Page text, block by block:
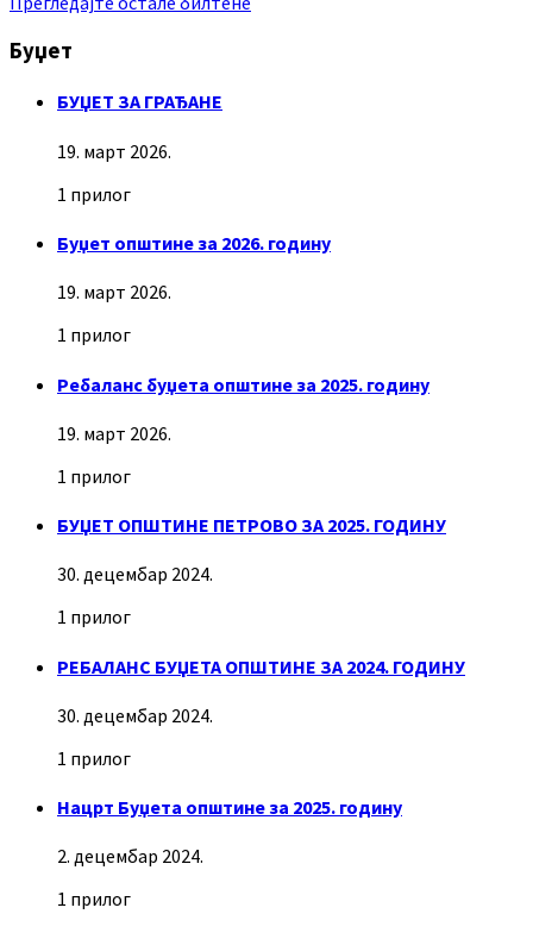
Буџет
БУЏЕТ ЗА ГРАЂАНЕ
19. март 2026.
1 прилог
Буџет општине за 2026. годину
19. март 2026.
1 прилог
Ребаланс буџета општине за 2025. годину
19. март 2026.
1 прилог
БУЏЕТ ОПШТИНЕ ПЕТРОВО ЗА 2025. ГОДИНУ
30. децембар 2024.
1 прилог
РЕБАЛАНС БУЏЕТА ОПШТИНЕ ЗА 2024. ГОДИНУ
30. децембар 2024.
1 прилог
Нацрт Буџета општине за 2025. годину
2. децембар 2024.
1 прилог